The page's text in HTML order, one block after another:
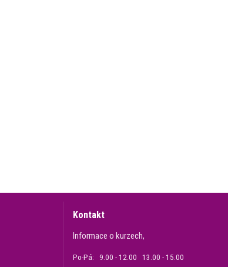
Kontakt
Informace o kurzech,
Po-Pá: 9.00 - 12.00 13.00 - 15.00